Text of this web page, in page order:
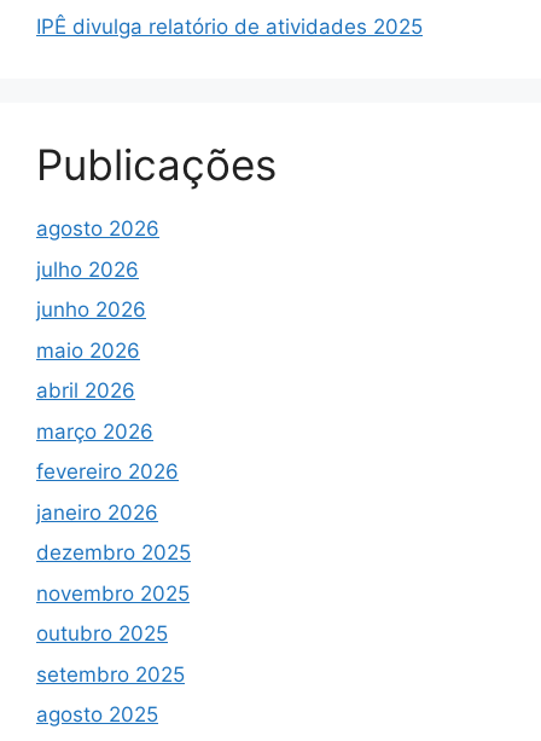
IPÊ divulga relatório de atividades 2025
Publicações
agosto 2026
julho 2026
junho 2026
maio 2026
abril 2026
março 2026
fevereiro 2026
janeiro 2026
dezembro 2025
novembro 2025
outubro 2025
setembro 2025
agosto 2025